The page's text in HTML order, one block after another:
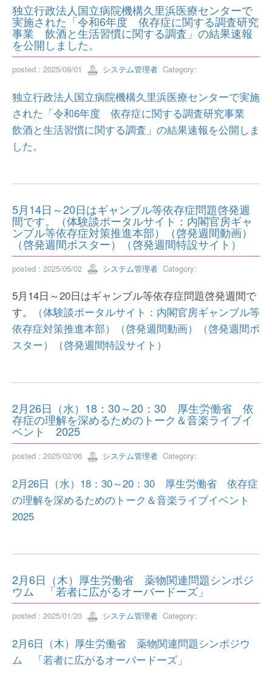
独立行政法人国立病院機構久里浜医療センターで
実施された「令和6年度 依存症に関する調査研究
事業 飲酒と生活習慣に関する調査」の結果速報
を公開しました。
posted : 2025/09/01 システム管理者 Category:
独立行政法人国立病院機構久里浜医療センターで実施
された「令和6年度 依存症に関する調査研究事業
飲酒と生活習慣に関する調査」の結果速報を公開しま
した。
5月14日～20日はギャンブル等依存症問題啓発週
間です。（体験談ポータルサイト：内閣官房ギャ
ンブル等依存症対策推進本部）（啓発週間動画）
（啓発週間ポスター）（啓発週間特設サイト）
posted : 2025/05/02 システム管理者 Category:
5月14日～20日はギャンブル等依存症問題啓発週間で
す。
（体験談ポータルサイト：内閣官房ギャンブル等
依存症対策推進本部）
（啓発週間動画）
（啓発週間ポ
スター）
（啓発週間特設サイト）
2月26日（水）18：30～20：30 厚生労働省 依
存症の理解を深めるためのトーク＆音楽ライブイ
ベント 2025
posted : 2025/02/06 システム管理者 Category:
2月26日（水）18：30～20：30 厚生労働省 依存症
の理解を深めるためのトーク＆音楽ライブイベント
2025
2月6日（木）厚生労働省 薬物関連問題シンポジ
ウム 「若者に広がるオーバードーズ」
posted : 2025/01/20 システム管理者 Category:
2月6日（木）厚生労働省 薬物関連問題シンポジウ
ム 「若者に広がるオーバードーズ」